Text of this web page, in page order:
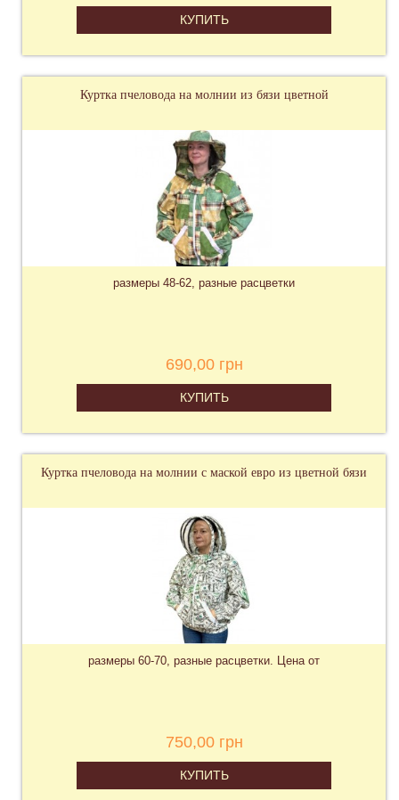
КУПИТЬ
Куртка пчеловода на молнии из бязи цветной
размеры 48-62, разные расцветки
690,00 грн
КУПИТЬ
Куртка пчеловода на молнии с маской евро из цветной бязи
размеры 60-70, разные расцветки. Цена от
750,00 грн
КУПИТЬ